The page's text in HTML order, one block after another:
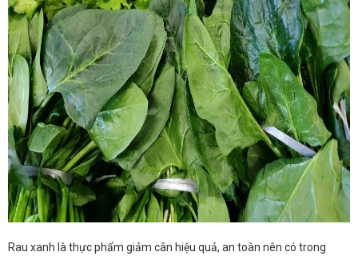
Rau xanh là thực phẩm giảm cân hiệu quả, an toàn nên có trong